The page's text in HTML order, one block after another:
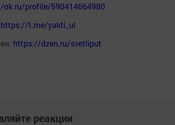
profile/590414664980
https://t.me/yakti_ul
https://dzen.ru/svetliput
реакции